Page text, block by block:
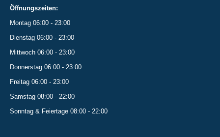
Öffnungszeiten:
Montag 06:00 - 23:00
Dienstag 06:00 - 23:00
Mittwoch 06:00 - 23:00
Donnerstag 06:00 - 23:00
Freitag 06:00 - 23:00
Samstag 08:00 - 22:00
Sonntag & Feiertage 08:00 - 22:00